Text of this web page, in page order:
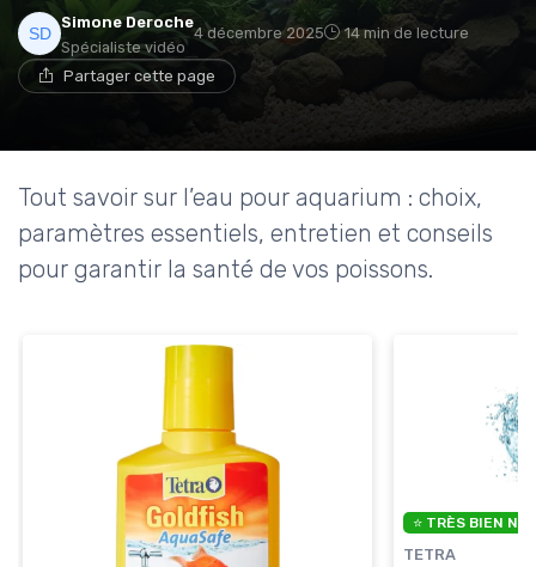
Simone Deroche
Spécialiste vidéo
4 décembre 2025 14 min de lecture
Partager cette page
Tout savoir sur l’eau pour aquarium : choix,
paramètres essentiels, entretien et conseils
pour garantir la santé de vos poissons.
⭐ TRÈS BIEN
TETRA